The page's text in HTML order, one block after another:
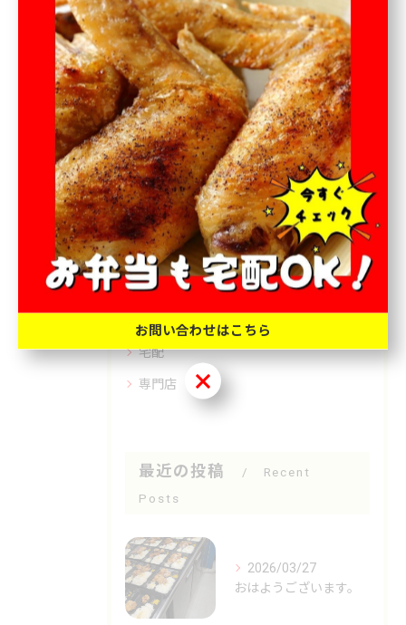
オードブル テイクアウト
< 前のページ 一覧に戻る 次のページ >
カテゴリー Categories
全てのカテゴリー
お弁当
オードブル
テイクアウト
宅配
専門店
最近の投稿
Recent
Posts
2026/03/27
おはようございます。
お問い合わせはこちら
お問い合わせはこちら